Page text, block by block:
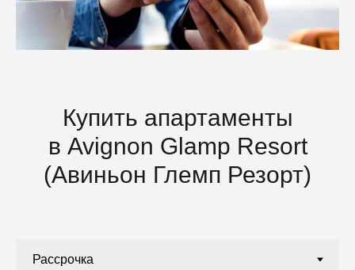
Купить апартаменты
в Avignon Glamp Resort
(Авиньон Глемп Резорт)